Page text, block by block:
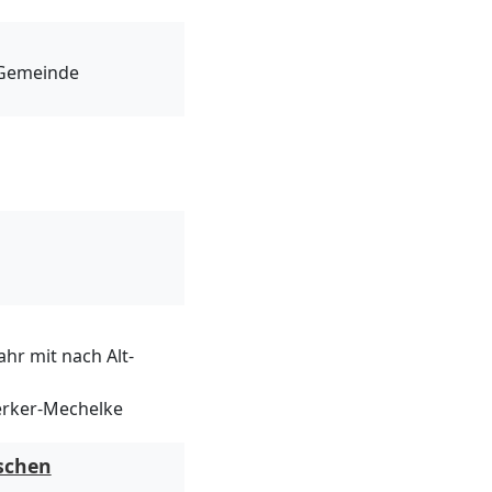
mit nach Alt-
Mechelke